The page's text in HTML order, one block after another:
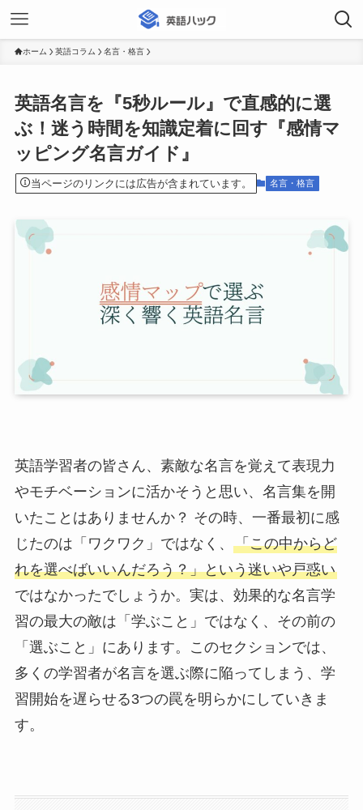
ホーム 英語コラム 名言・格言
英語名言を『5秒ルール』で直感的に選
ぶ！迷う時間を知識定着に回す『感情マ
ッピング名言ガイド』
当ページのリンクには広告が含まれています。 名言・格言
英語学習者の皆さん、素敵な名言を覚えて表現力
やモチベーションに活かそうと思い、名言集を開
いたことはありませんか？ その時、一番最初に感
じたのは「ワクワク」ではなく、 「この中からど
れを選べばいいんだろう？」という迷いや戸惑い
ではなかったでしょうか。実は、効果的な名言学
習の最大の敵は「学ぶこと」ではなく、その前の
「選ぶこと」にあります。このセクションでは、
多くの学習者が名言を選ぶ際に陥ってしまう、学
習開始を遅らせる3つの罠を明らかにしていきま
す。